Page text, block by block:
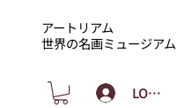
アートリアム
​世界の名画ミュージアム
LOGIN